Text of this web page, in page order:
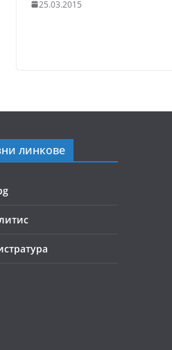
25.03.2015
линкове